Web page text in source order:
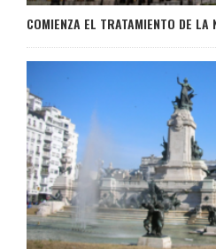
COMIENZA EL TRATAMIENTO DE LA